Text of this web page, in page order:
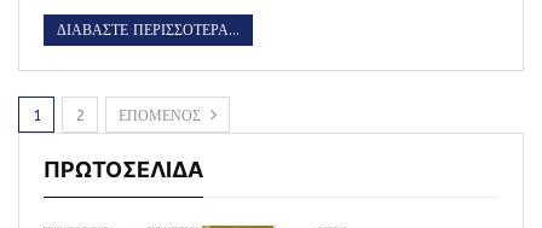
ΔΙΑΒΑΣΤΕ ΠΕΡΙΣΣΟΤΕΡΑ...
1 2 ΕΠΟΜΕΝΟΣ
ΠΡΩΤΟΣΕΛΙΔΑ